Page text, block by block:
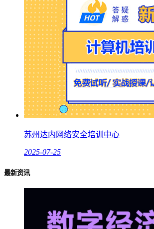
苏州达内网络安全培训中心
2025-07-25
最新资讯